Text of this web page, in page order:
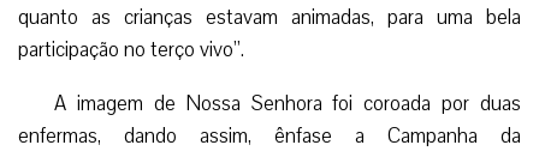
quanto as crianças estavam animadas, para uma bela
participação no terço vivo”.
A imagem de Nossa Senhora foi coroada por duas
enfermas, dando assim, ênfase a Campanha da